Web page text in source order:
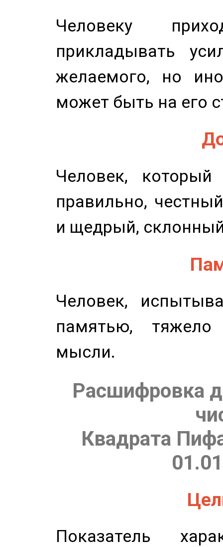
Человеку
прикладывать
желаемого, но
может быть на его
Человек,
правильно,
и щедрый,
Человек,
памятью,
мысли.
Расшифровка
Квадрата
Показатель